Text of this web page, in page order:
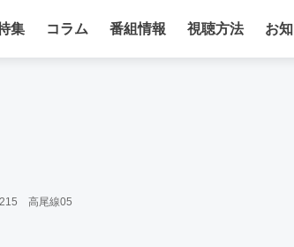
集 コラム 番組情報 視聴方法 お
215 高尾線05